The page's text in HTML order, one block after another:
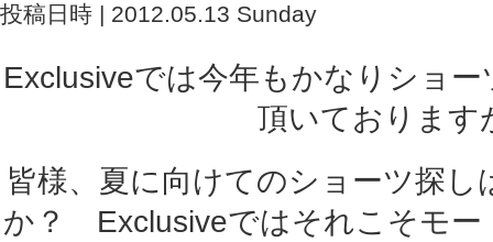
投稿日時 | 2012.05.13 Sunday
Exclusiveでは今年もかなりショ
頂いております
皆様、夏に向けてのショーツ探
か？ Exclusiveではそれこそモー